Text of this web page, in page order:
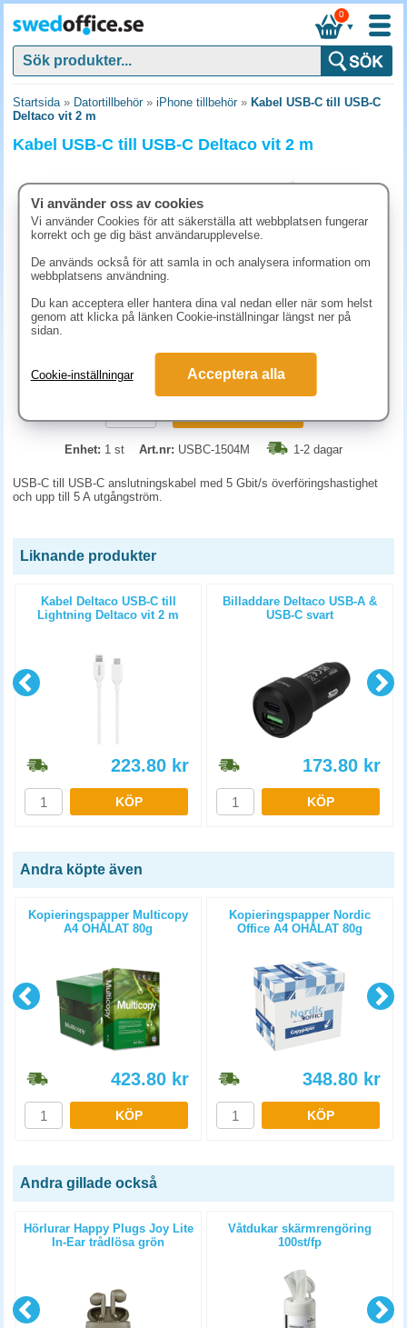
▼
0
Startsida» Datortillbehör» iPhone tillbehör» Kabel USB-C till USB-C
Deltaco vit 2 m
Kabel USB-C till USB-C Deltaco vit 2 m
198.80 kr (inkl. moms)
Enhet: 1 st Art.nr: USBC-1504M 1-2 dagar
USB-C till USB-C anslutningskabel med 5 Gbit/s överföringshastighet
och upp till 5 A utgångström.
Liknande produkter
Kabel Deltaco USB-C till
Lightning Deltaco vit 2 m
223.80 kr
KÖP
Billaddare Deltaco USB-A &
USB-C svart
173.80 kr
KÖP
Andra köpte även
Kopieringspapper Multicopy
A4 OHÅLAT 80g
423.80 kr
KÖP
Kopieringspapper Nordic
Office A4 OHÅLAT 80g
348.80 kr
KÖP
Andra gillade också
Hörlurar Happy Plugs Joy Lite
In-Ear trådlösa grön
Våtdukar skärmrengöring
100st/fp
Vi använder oss av cookies
Vi använder Cookies för att säkerställa att webbplatsen fungerar
korrekt och ge dig bäst användarupplevelse.
De används också för att samla in och analysera information om
webbplatsens användning.
Du kan acceptera eller hantera dina val nedan eller när som helst
genom att klicka på länken Cookie-inställningar längst ner på
sidan.
Cookie-inställningar Acceptera alla